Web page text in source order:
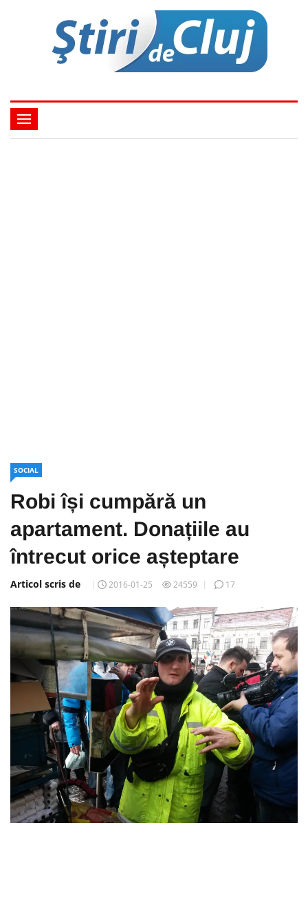
SOCIAL
Robi își cumpără un
apartament. Donațiile au
întrecut orice așteptare
Articol scris de 2016-01-25 24559 17